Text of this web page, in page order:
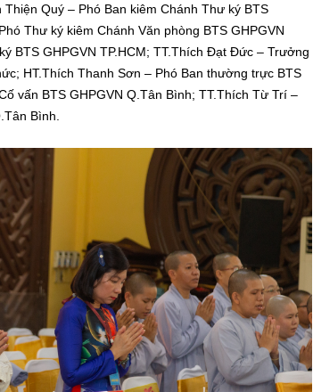
Quý – Phó Ban kiêm Chánh Thư ký BTS
Thư ký kiêm Chánh Văn phòng BTS GHPGVN
BTS GHPGVN TP.HCM; TT.Thích Đạt Đức – Trưởng
HT.Thích Thanh Sơn – Phó Ban thường trực BTS
vấn BTS GHPGVN Q.Tân Bình; TT.Thích Từ Trí –
Bình.